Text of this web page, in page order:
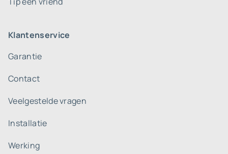
Klantenservice
Garantie
Contact
Veelgestelde vragen
Installatie
Werking